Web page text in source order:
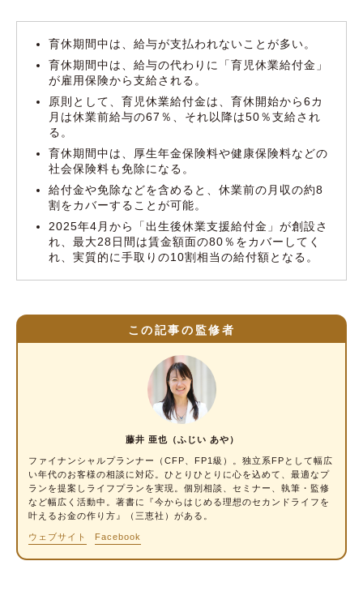
見込みだが、少なからず備えはしておこう
育休期間中は、給与が支払われないことが多い。
育休期間中は、給与の代わりに「育児休業給付金」
が雇用保険から支給される。
原則として、育児休業給付金は、育休開始から6カ
月は休業前給与の67％、それ以降は50％支給され
る。
育休期間中は、厚生年金保険料や健康保険料などの
社会保険料も免除になる。
給付金や免除などを含めると、休業前の月収の約8
割をカバーすることが可能。
2025年4月から「出生後休業支援給付金」が創設さ
れ、最大28日間は賃金額面の80％をカバーしてく
れ、実質的に手取りの10割相当の給付額となる。
この記事の監修者
藤井 亜也（ふじい あや）
ファイナンシャルプランナー
（CFP、FP1級）。独立系FPとして幅広
い年代のお客様の相談に対応。ひとりひとりに心を込めて、最適なプ
ランを提案しライフプランを実現。個別相談、セミナー、執筆・監修
など幅広く活動中。著書に『今からはじめる理想のセカンドライフを
叶えるお金の作り方』（三恵社）がある。
ウェブサイト Facebook